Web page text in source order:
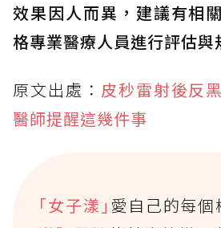
效果因人而異，建議有相
格專業醫療人員進行評估與
原文出處： 皮秒雷射後反
醫師提醒這幾件事
｢女子漾｣ 愛自己的每個